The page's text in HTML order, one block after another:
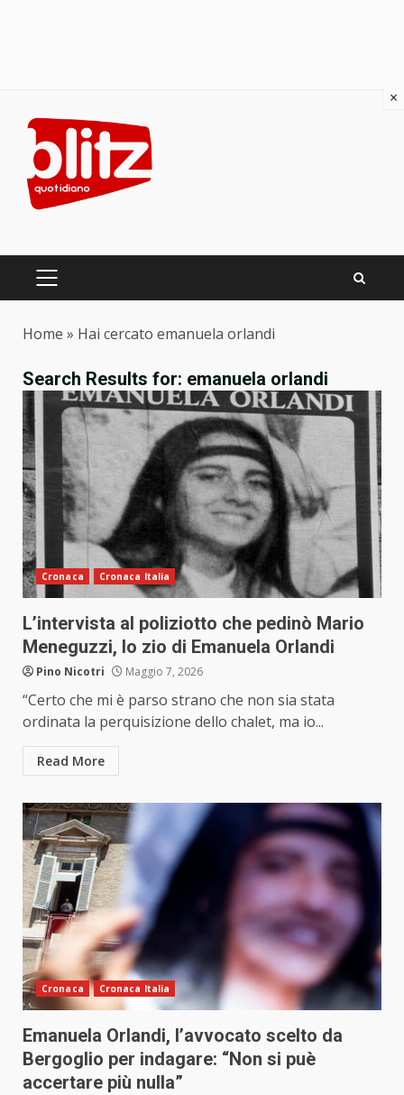
content
PRIMARY
Home » Hai cercato emanuela orlandi
Search Results for: emanuela orlandi
Cronaca Cronaca Italia
L’intervista al poliziotto che pedinò Mario
Meneguzzi, lo zio di Emanuela Orlandi
Pino Nicotri Maggio 7, 2026
“Certo che mi è parso strano che non sia stata
ordinata la perquisizione dello chalet, ma io...
Read More
Cronaca Cronaca Italia
Emanuela Orlandi, l’avvocato scelto da
Bergoglio per indagare: “Non si puè
accertare più nulla”
×